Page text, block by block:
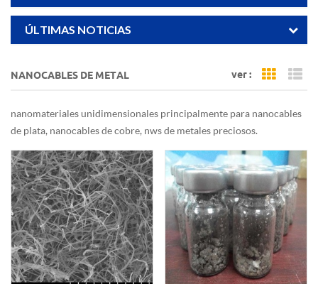
ÚLTIMAS NOTICIAS
NANOCABLES DE METAL ver : Grid
nanomateriales unidimensionales principalmente para nanocables
de plata, nanocables de cobre, nws de metales preciosos.